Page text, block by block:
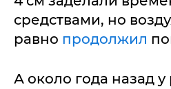
средствами, но
равно продолжил
А около года назад